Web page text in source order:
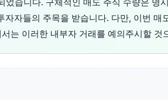
자들의 주목을 받습니다. 다만, 이번 매
는 이러한 내부자 거래를 예의주시할 것